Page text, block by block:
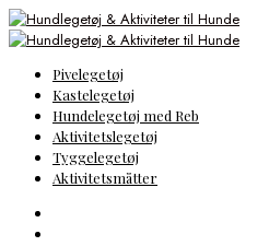
Pivelegetøj
Kastelegetøj
Hundelegetøj med Reb
Aktivitetslegetøj
Tyggelegetøj
Aktivitetsmåtter